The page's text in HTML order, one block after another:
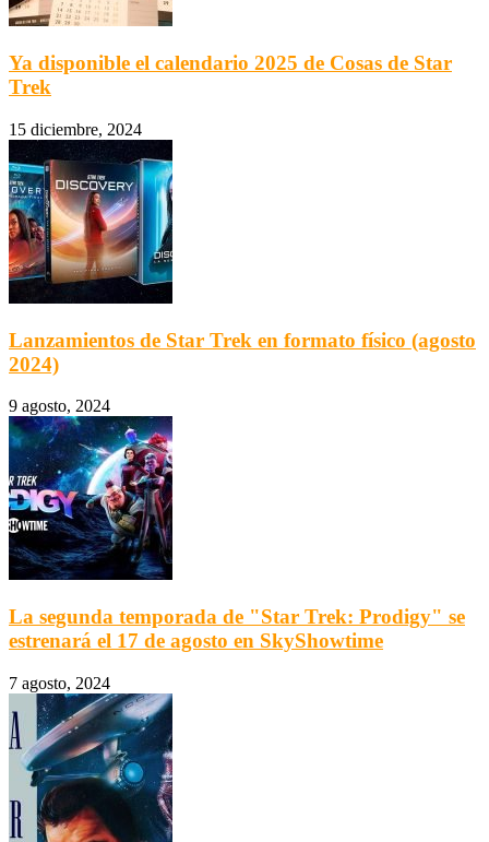
Ya disponible el calendario 2025 de Cosas de Star
Trek
15 diciembre, 2024
Lanzamientos de Star Trek en formato físico (agosto
2024)
9 agosto, 2024
La segunda temporada de "Star Trek: Prodigy" se
estrenará el 17 de agosto en SkyShowtime
7 agosto, 2024